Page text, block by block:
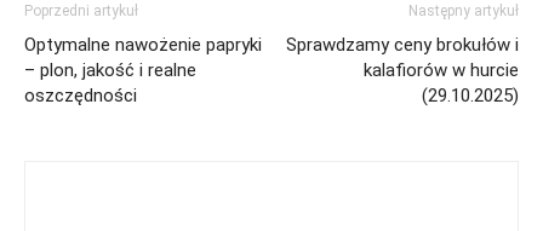
Poprzedni artykuł
Optymalne nawożenie papryki
– plon, jakość i realne
oszczędności
Następny artykuł
Sprawdzamy ceny brokułów i
kalafiorów w hurcie
(29.10.2025)